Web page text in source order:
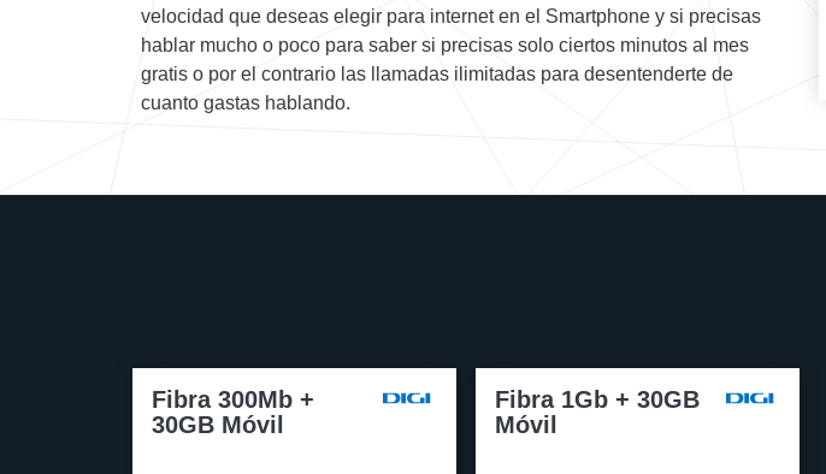
velocidad que deseas elegir para internet en el Smartphone y si precisas
hablar mucho o poco para saber si precisas solo ciertos minutos al mes
gratis o por el contrario las llamadas ilimitadas para desentenderte de
cuanto gastas hablando.
Fibra 300Mb +
30GB Móvil
Fibra 1Gb + 30GB
Móvil